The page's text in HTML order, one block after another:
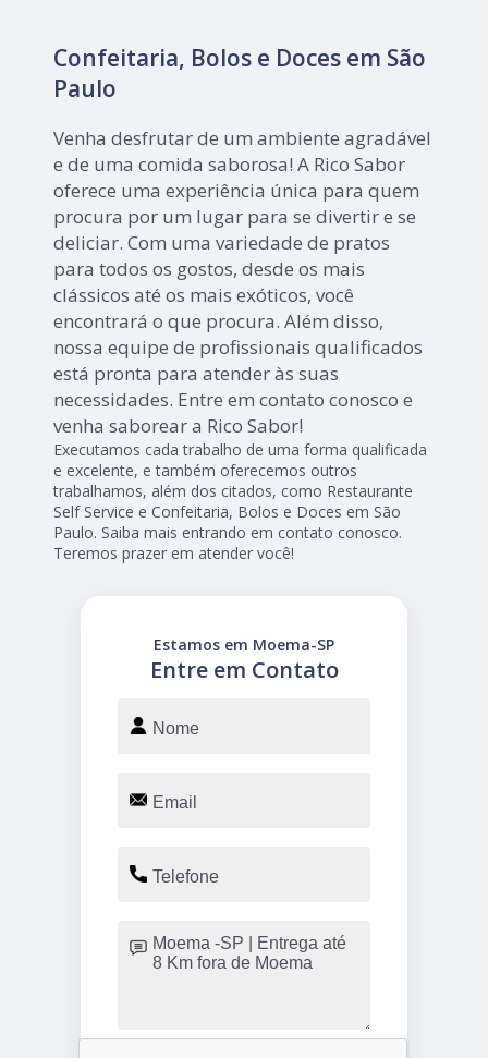
Confeitaria, Bolos e Doces em São
Paulo
Venha desfrutar de um ambiente agradável
e de uma comida saborosa! A Rico Sabor
oferece uma experiência única para quem
procura por um lugar para se divertir e se
deliciar. Com uma variedade de pratos
para todos os gostos, desde os mais
clássicos até os mais exóticos, você
encontrará o que procura. Além disso,
nossa equipe de profissionais qualificados
está pronta para atender às suas
necessidades. Entre em contato conosco e
venha saborear a Rico Sabor!
Executamos cada trabalho de uma forma qualificada
e excelente, e também oferecemos outros
trabalhamos, além dos citados, como Restaurante
Self Service e Confeitaria, Bolos e Doces em São
Paulo. Saiba mais entrando em contato conosco.
Teremos prazer em atender você!
Entre em Contato
Estamos em Moema-SP